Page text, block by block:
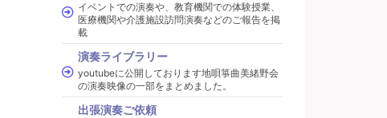
イベントでの演奏や、教育機関での体験授業、
医療機関や介護施設訪問演奏などのご報告を掲
載
演奏ライブラリー
youtubeに公開しております地唄箏曲美緒野会
の演奏映像の一部をまとめました。
出張演奏ご依頼